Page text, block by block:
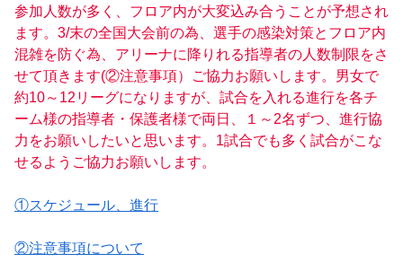
参加人数が多く、フロア内が大変込み合うことが予想され
ます。3/末の全国大会前の為、選手の感染対策とフロア内
混雑を防ぐ為、アリーナに降りれる指導者の人数制限をさ
せて頂きます(②注意事項）ご協力お願いします。男女で
約10～12リーグになりますが、試合を入れる進行を各チ
ーム様の指導者・保護者様で両日、１～2名ずつ、進行協
力をお願いしたいと思います。1試合でも多く試合がこな
せるようご協力お願いします。
①スケジュール、進行
②注意事項について